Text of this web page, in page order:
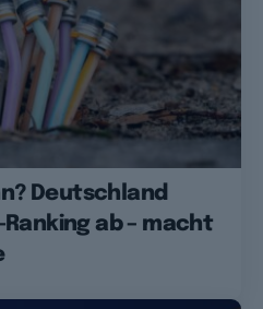
Deutschland
ab – macht